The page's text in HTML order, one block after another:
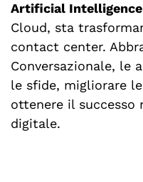
Artificial Intelligence
Cloud, sta
contact center.
Conversazionale, le
le sfide, migliorare
ottenere il successo
digitale.